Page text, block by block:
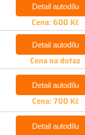
Detail autodílu
Cena: 600 Kč
Detail autodílu
Cena na dotaz
Detail autodílu
Cena: 700 Kč
Detail autodílu